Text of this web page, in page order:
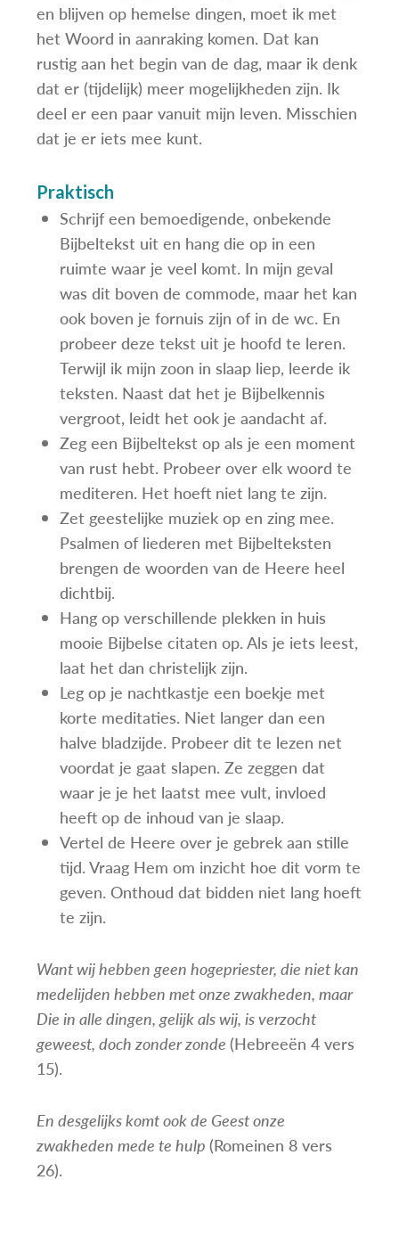
en blijven op hemelse dingen, moet ik met
het Woord in aanraking komen. Dat kan
rustig aan het begin van de dag, maar ik denk
dat er (tijdelijk) meer mogelijkheden zijn. Ik
deel er een paar vanuit mijn leven. Misschien
dat je er iets mee kunt.
Praktisch
Schrijf een bemoedigende, onbekende
Bijbeltekst uit en hang die op in een
ruimte waar je veel komt. In mijn geval
was dit boven de commode, maar het kan
ook boven je fornuis zijn of in de wc. En
probeer deze tekst uit je hoofd te leren.
Terwijl ik mijn zoon in slaap liep, leerde ik
teksten. Naast dat het je Bijbelkennis
vergroot, leidt het ook je aandacht af.
Zeg een Bijbeltekst op als je een moment
van rust hebt. Probeer over elk woord te
mediteren. Het hoeft niet lang te zijn.
Zet geestelijke muziek op en zing mee.
Psalmen of liederen met Bijbelteksten
brengen de woorden van de Heere heel
dichtbij.
Hang op verschillende plekken in huis
mooie Bijbelse citaten op. Als je iets leest,
laat het dan christelijk zijn.
Leg op je nachtkastje een boekje met
korte meditaties. Niet langer dan een
halve bladzijde. Probeer dit te lezen net
voordat je gaat slapen. Ze zeggen dat
waar je je het laatst mee vult, invloed
heeft op de inhoud van je slaap.
Vertel de Heere over je gebrek aan stille
tijd. Vraag Hem om inzicht hoe dit vorm te
geven. Onthoud dat bidden niet lang hoeft
te zijn.
Want wij hebben geen hogepriester, die niet kan
medelijden hebben met onze zwakheden, maar
Die in alle dingen, gelijk als wij, is verzocht
geweest, doch zonder zonde(Hebreeën 4 vers
15).
En desgelijks komt ook de Geest onze
zwakheden mede te hulp(Romeinen 8 vers
26).